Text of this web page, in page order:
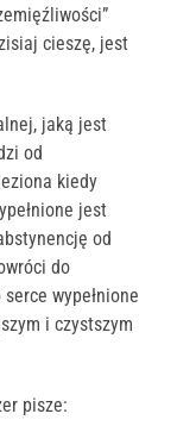
cieszę, jest
jaką jest
od
kiedy
jest
od
do
wypełnione
i czystszym
pisze: